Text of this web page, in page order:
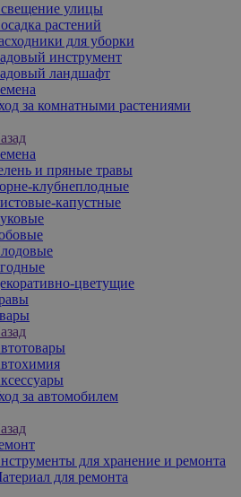
улицы
растений
для уборки
инструмент
ландшафт
за комнатными растениями
и пряные травы
клубнеплодные
капустные
цветущие
за автомобилем
для хранение и ремонта
для ремонта